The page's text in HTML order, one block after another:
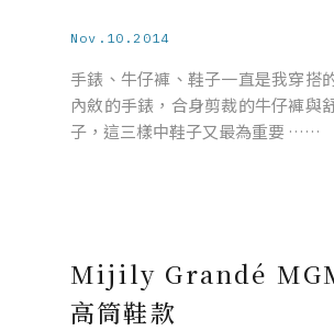
Nov.10.2014
手錶、牛仔褲、鞋子一直是我穿搭
內斂的手錶，合身剪裁的牛仔褲與
子，這三樣中鞋子又最為重要 ……
Mijily Grandé
高筒鞋款